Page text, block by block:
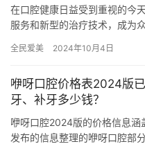
在口腔健康日益受到重视的今
服务和新型的治疗技术，成为
各…
全民爱美 2024年10月4日
咿呀口腔价格表2024版
牙、补牙多少钱？
咿呀口腔2024版的价格信息
发布的信息整理的咿呀口腔部